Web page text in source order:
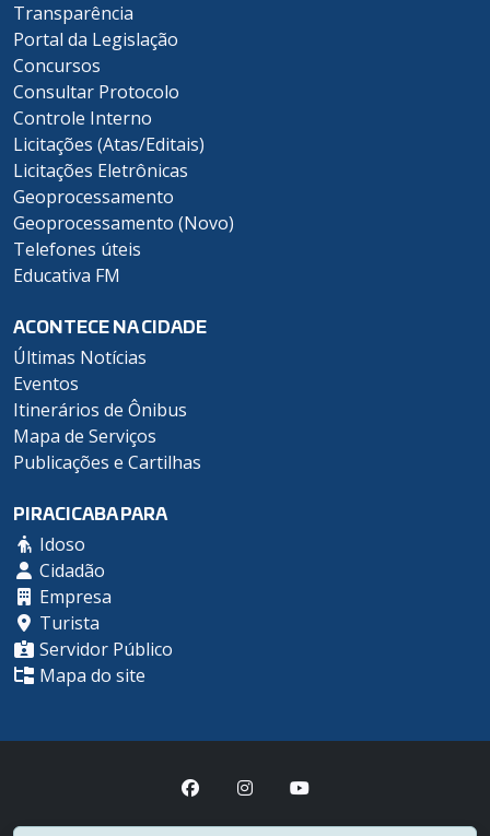
Transparência
Portal da Legislação
Concursos
Consultar Protocolo
Controle Interno
Licitações (Atas/Editais)
Licitações Eletrônicas
Geoprocessamento
Geoprocessamento (Novo)
Telefones úteis
Educativa FM
ACONTECE NA CIDADE
Últimas Notícias
Eventos
Itinerários de Ônibus
Mapa de Serviços
Publicações e Cartilhas
PIRACICABA PARA
Idoso
Cidadão
Empresa
Turista
Servidor Público
Mapa do site